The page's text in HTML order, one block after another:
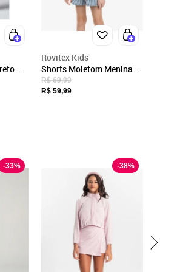
Rovitex Kids
Shorts Moletom Menina
Rovi Kids Azul
R$ 69,99
R$ 59,99
-33% -38%